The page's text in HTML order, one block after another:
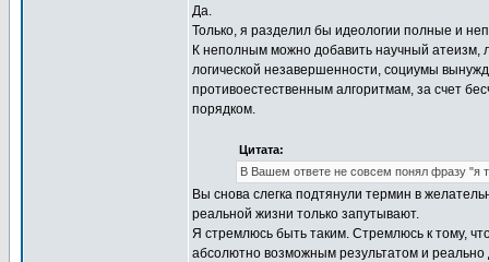
Да.
Только, я разделил бы идеологии полные и
К неполным можно добавить научный атеизм,
логической незавершенности, социумы
противоестественным алгоритмам, за счет
порядком.
Цитата:
В Вашем ответе не совсем понял фразу "я
Вы снова слегка подтянули термин в
реальной жизни только запутывают.
Я стремлюсь быть таким. Стремлюсь к тому,
абсолютно возможным результатом и